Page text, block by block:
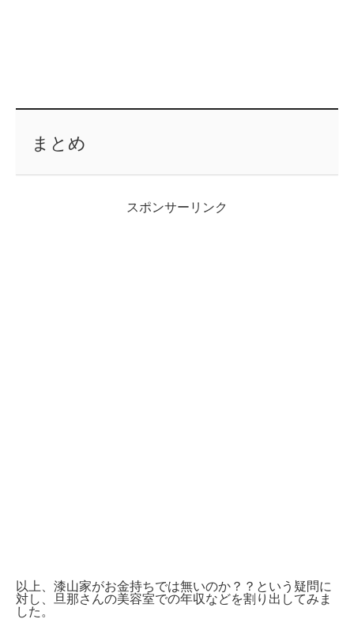
まとめ
スポンサーリンク
以上、漆山家がお金持ちでは無いのか？？という疑問に
対し、旦那さんの美容室での年収などを割り出してみま
した。